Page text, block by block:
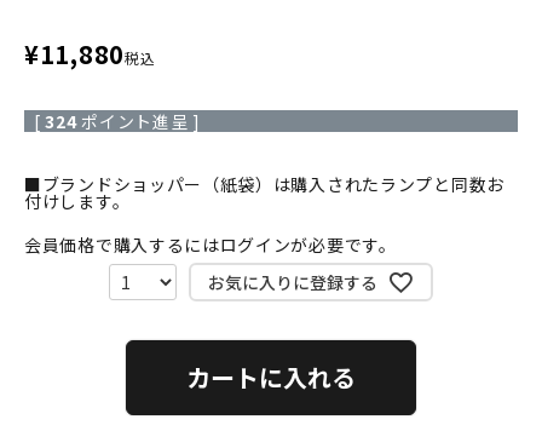
¥11,880税込
[ 324ポイント進呈 ]
■ブランドショッパー（紙袋）は購入されたランプと同数お
付けします。
会員価格で購入するにはログインが必要です。
お気に入りに登録する
カートに入れる